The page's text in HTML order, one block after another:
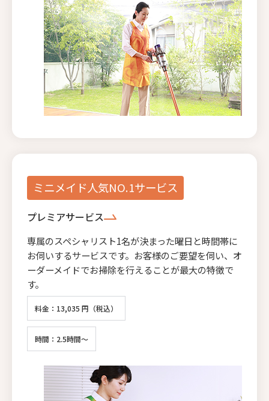
ミニメイド人気NO.1サービス
プレミアサービス
専属のスペシャリスト1名が決まった曜日と時間帯に
お伺いするサービスです。お客様のご要望を伺い、オ
ーダーメイドでお掃除を行えることが最大の特徴で
す。
料金：13,035 円（税込）
時間：2.5時間～